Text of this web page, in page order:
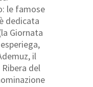
le famose
dedicata
Giornata
il
del